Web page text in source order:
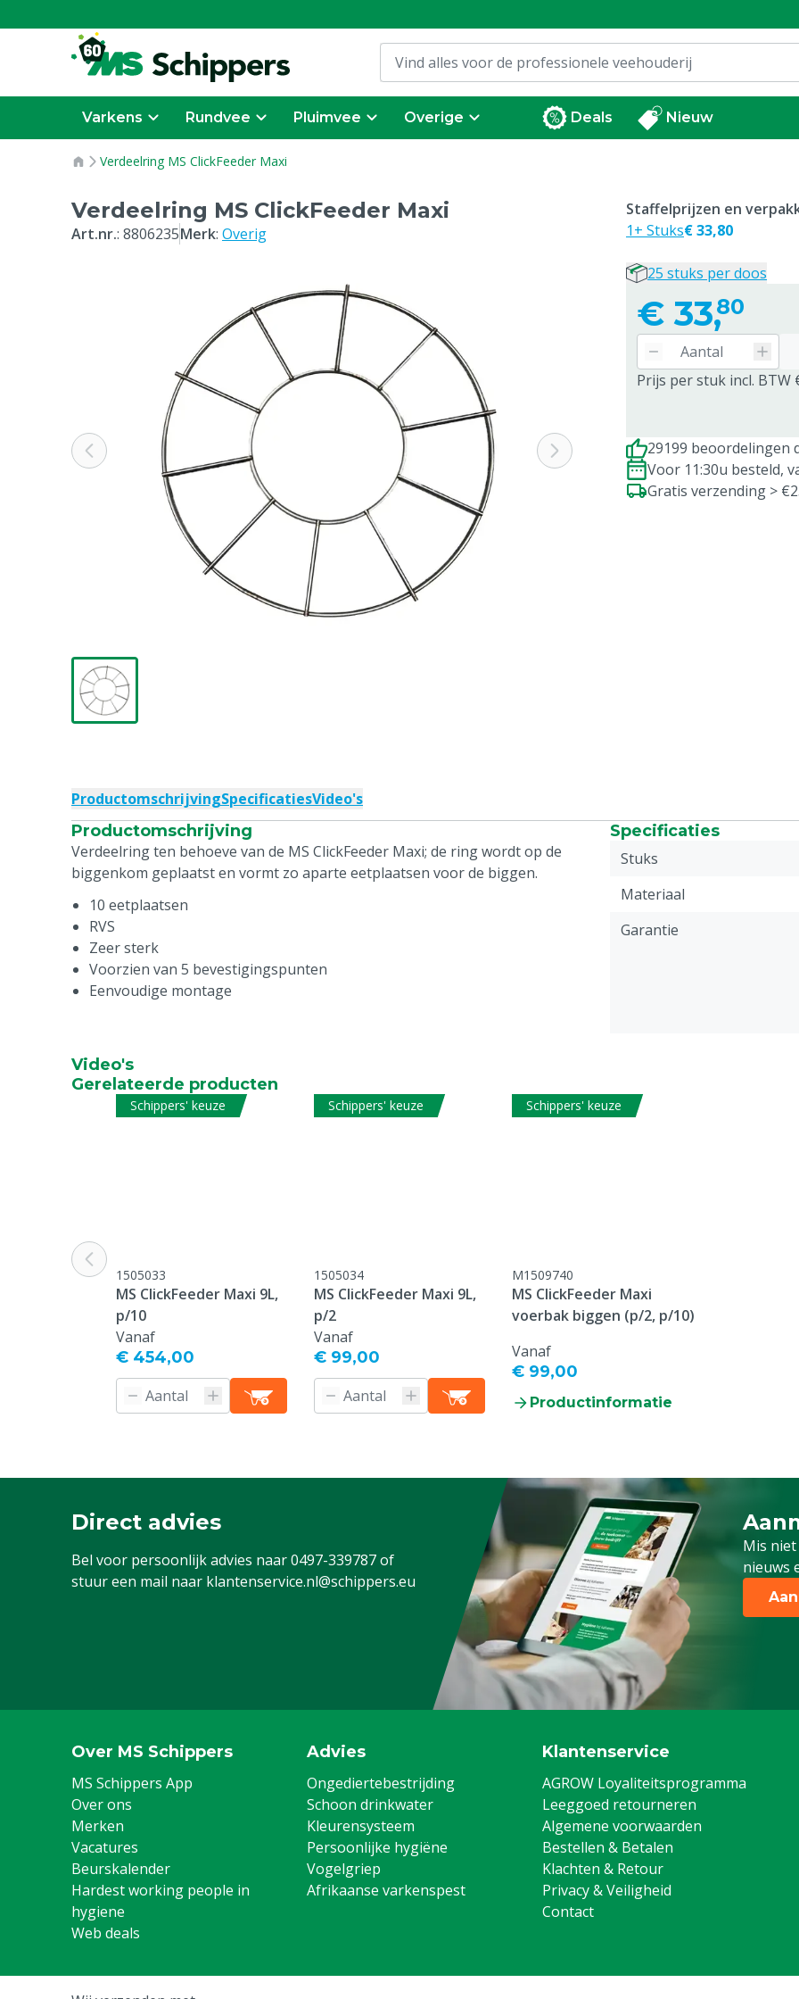
Varkens Rundvee Pluimvee Overige Deals Nieuw
Verdeelring MS ClickFeeder Maxi
Verdeelring MS ClickFeeder Maxi
Art.nr.: 8806235Merk: Overig
€33,80
Prijs per stuk incl. BTW
Staffelprijzen en
1+ Stuks€ 33,80
25 stuks per doos
29199 beoordelingen
Voor 11:30u besteld,
Gratis verzending >
ProductomschrijvingSpecificatiesVideo's
Productomschrijving
Verdeelring ten behoeve van de MS ClickFeeder Maxi; de ring wordt op de
biggenkom geplaatst en vormt zo aparte eetplaatsen voor de biggen.
10 eetplaatsen
RVS
Zeer sterk
Voorzien van 5 bevestigingspunten
Eenvoudige montage
Specificaties
Stuks
Materiaal
Garantie
Video's
Gerelateerde producten
Schippers' keuze
1505033
MS ClickFeeder Maxi 9L,
p/10
Vanaf
€ 454,00
Schippers' keuze
1505034
MS ClickFeeder Maxi 9L,
p/2
Vanaf
€ 99,00
Schippers' keuze
M1509740
MS ClickFeeder Maxi
voerbak biggen (p/2, p/10)
Vanaf
€ 99,00
Productinformatie
Direct advies
Bel voor persoonlijk advies naar0497-339787of
stuur een mail naar klantenservice.nl@schippers.eu
Mis
nieuws
Schrijf
Over MS Schippers
MS Schippers App
Over ons
Merken
Vacatures
Beurskalender
Hardest working people in
hygiene
Web deals
Advies
Ongediertebestrijding
Schoon drinkwater
Kleurensysteem
Persoonlijke hygiëne
Vogelgriep
Afrikaanse varkenspest
Klantenservice
AGROW Loyaliteitsprogramma
Leeggoed retourneren
Algemene voorwaarden
Bestellen & Betalen
Klachten & Retour
Privacy & Veiligheid
Contact